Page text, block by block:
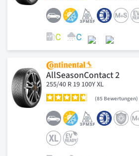
AllSeasonContact 2
255/40 R 19 100Y XL
85 Bewertungen